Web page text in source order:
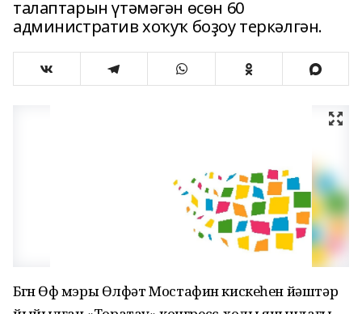
талаптарын үтәмәгән өсөн 60
административ хоҡуҡ боҙоу теркәлгән.
Бөгөн Өфө мэры Өлфәт Мостафин кискеһен йәштәр